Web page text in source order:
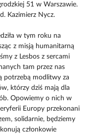
51 w Warszawie.
Kazimierz Nycz.
w tym roku na
z misją humanitarną
z Lesbos z sercami
tam przez nas
potrzebą modlitwy za
którzy dziś mają dla
Opowiemy o nich w
Europy przekonani
solidarnie, będziemy
członkowie